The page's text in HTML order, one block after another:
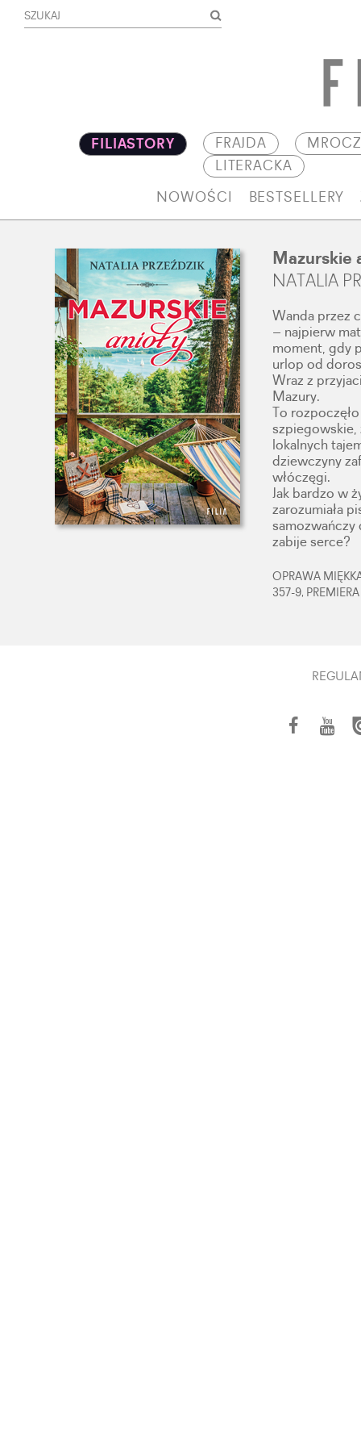
FILIASTORY FRAJDA
LITERACKA
NOWOŚCI BESTSELLERY
Mazurskie
NATALIA
Wanda przez
– najpierw
moment, gdy
urlop od
Wraz z
Mazury.
To
szpiegowskie,
lokalnych
dziewczyny
włóczęgi.
Jak bardzo w
zarozumiała
samozwańczy
zabije serce?
OPRAWA
357-9,